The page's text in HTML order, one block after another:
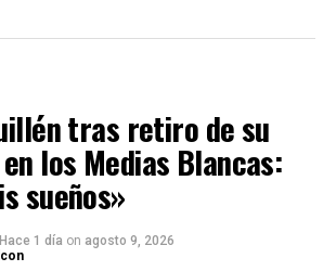
tras retiro de su
los Medias Blancas:
sueños»
Hace 1 día on agosto 9, 2026